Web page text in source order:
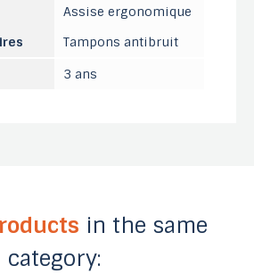
Assise ergonomique
Tampons antibruit
3 ans
in the same
category: